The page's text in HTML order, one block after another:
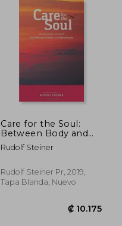
Care for the Soul:
Between Body and
Spirit -
Psychotherapy
Anthroposophy (en
Inglés)
Rudolf Steiner
Rudolf Steiner Pr, 2019,
Tapa Blanda, Nuevo